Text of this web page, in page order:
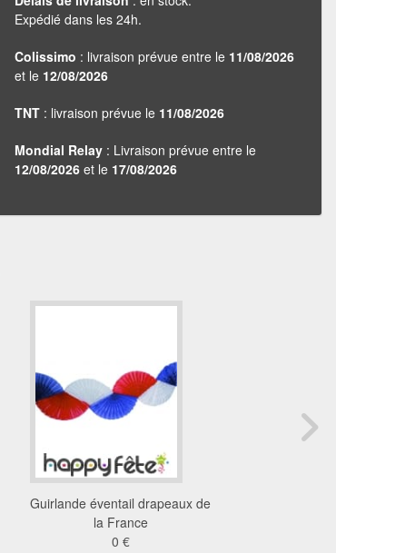
Expédié dans les 24h.
Colissimo : livraison prévue entre le 11/08/2026
et le 12/08/2026
TNT : livraison prévue le 11/08/2026
Mondial Relay : Livraison prévue entre le
12/08/2026 et le 17/08/2026
Guirlande éventail drapeaux de
la France
0 €